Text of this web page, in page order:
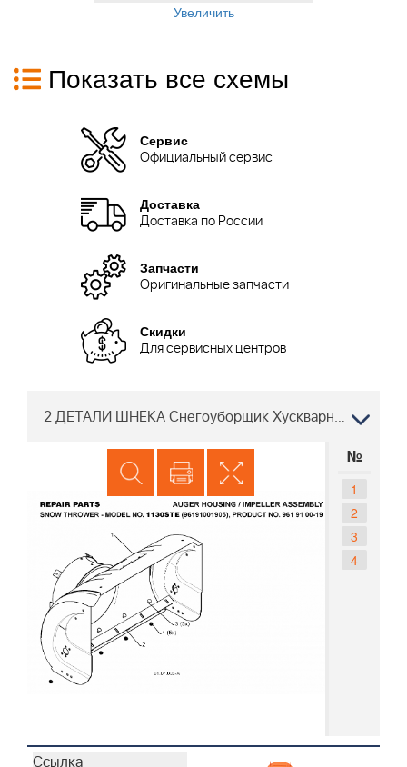
Увеличить
Показать все схемы
Сервис
Официальный сервис
Доставка
Доставка по России
Запчасти
Оригинальные запчасти
Скидки
Для сервисных центров
2 ДЕТАЛИ ШНЕКА Снегоуборщик Хускварна 1130 STE 96191001905, 2008-08
№
1
2
3
4